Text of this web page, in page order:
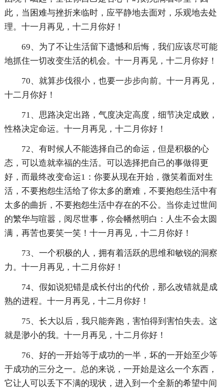
此，当困难与挫折来临时，应平静地去面对，乐观地去处
理。十一月再见，十二月你好！
69、为了不让生活留下遗憾和后悔，我们应该尽可能
地抓住一切改变生活的机会。十一月再见，十二月你好！
70、就算步伐很小，也要一步步向前。十一月再见，
十二月你好！
71、思路决定出路，气度决定高度，细节决定成败，
性格决定命运。十一月再见，十二月你好！
72、有时候人不能选择自己的命运，但是积极的心
态，可以造就幸福的生活。可以选择把自己的事做得更
好，而最终改变命运1：你要从现在开始，微笑着面对生
活，不要抱怨生活给了你太多的磨难，不要抱怨生活中有
太多的曲折，不要抱怨生活中存在的不公。当你走过世间
的繁华与喧嚣，阅尽世事，你会幡然明白：人生不会太圆
满，再苦也要笑一笑！十一月再见，十二月你好！
73、一个积极的人，拥有着活跃的思维和敏锐的洞察
力。十一月再见，十二月你好！
74、假如说犯错是成长付出的代价，那么改错就是成
熟的进程。十一月再见，十二月你好！
75、长大以后，我只能奔跑，害怕得到害怕失去。这
就是渺小的我。十一月再见，十二月你好！
76、好的一开始等于成功的一半，坏的一开始至少等
于成功的三分之一。总的来说，一开始是这么一个东西，
它让人可以丢下不满的现状，进入到一个全新的希望中间